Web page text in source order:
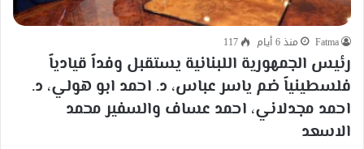
Fatma منذ 6 أيام 117
رئيس الجمهورية اللبنانية يستقبل وفداً قيادياً
فلسطينياً ضم ياسر عباس، د. احمد ابو هولي، د.
احمد مجدلاني، احمد عساف والسفير محمد
الاسعد